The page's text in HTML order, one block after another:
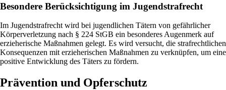
Besondere Berücksichtigung im Jugendstrafrecht
Im Jugendstrafrecht wird bei jugendlichen Tätern von gefährlicher
Körperverletzung nach § 224 StGB ein besonderes Augenmerk auf
erzieherische Maßnahmen gelegt. Es wird versucht, die strafrechtlichen
Konsequenzen mit erzieherischen Maßnahmen zu verknüpfen, um eine
positive Entwicklung des Täters zu fördern.
Prävention und Opferschutz